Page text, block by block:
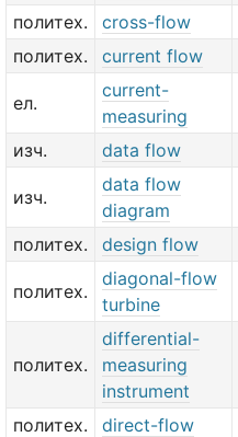
политех.
cross-flow
политех.
current flow
ел.
current-
measuring
изч. data flow
изч.
data flow
diagram
политех.
design flow
политех.
diagonal-flow
turbine
политех.
differential-
measuring
instrument
политех. direct-flow